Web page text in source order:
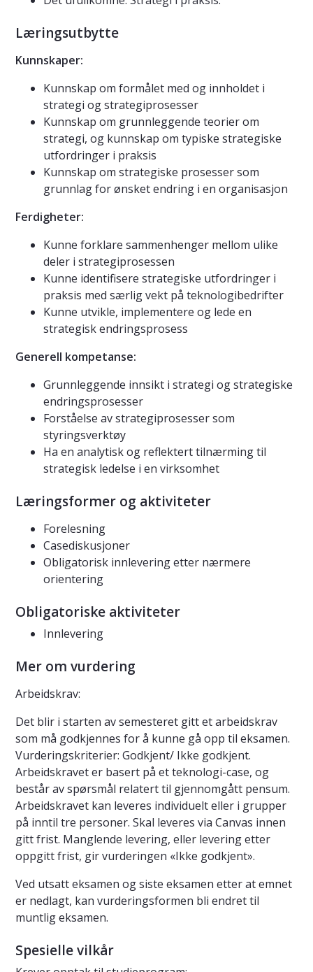
Læringsutbytte
Kunnskaper:
Kunnskap om formålet med og innholdet i
strategi og strategiprosesser
Kunnskap om grunnleggende teorier om
strategi, og kunnskap om typiske strategiske
utfordringer i praksis
Kunnskap om strategiske prosesser som
grunnlag for ønsket endring i en organisasjon
Ferdigheter:
Kunne forklare sammenhenger mellom ulike
deler i strategiprosessen
Kunne identifisere strategiske utfordringer i
praksis med særlig vekt på teknologibedrifter
Kunne utvikle, implementere og lede en
strategisk endringsprosess
Generell kompetanse:
Grunnleggende innsikt i strategi og strategiske
endringsprosesser
Forståelse av strategiprosesser som
styringsverktøy
Ha en analytisk og reflektert tilnærming til
strategisk ledelse i en virksomhet
Læringsformer og aktiviteter
Forelesning
Casediskusjoner
Obligatorisk innlevering etter nærmere
orientering
Obligatoriske aktiviteter
Innlevering
Mer om vurdering
Arbeidskrav:
Det blir i starten av semesteret gitt et arbeidskrav
som må godkjennes for å kunne gå opp til eksamen.
Vurderingskriterier: Godkjent/ Ikke godkjent.
Arbeidskravet er basert på et teknologi-case, og
består av spørsmål relatert til gjennomgått pensum.
Arbeidskravet kan leveres individuelt eller i grupper
på inntil tre personer. Skal leveres via Canvas innen
gitt frist. Manglende levering, eller levering etter
oppgitt frist, gir vurderingen «Ikke godkjent».
Ved utsatt eksamen og siste eksamen etter at emnet
er nedlagt, kan vurderingsformen bli endret til
muntlig eksamen.
Spesielle vilkår